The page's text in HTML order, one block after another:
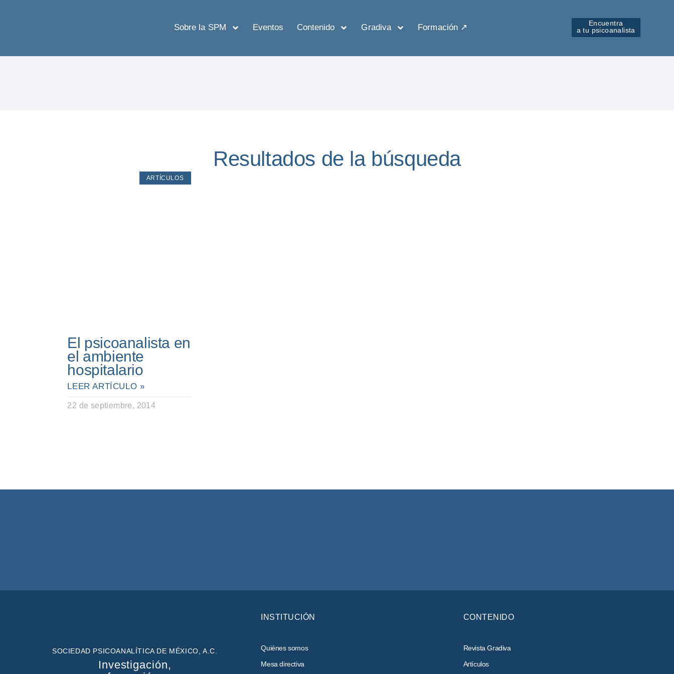
Sobre la SPM Eventos Contenido Gradiva Formación ↗︎
Encuentra
a tu psicoanalista
Resultados de la búsqueda
ARTÍCULOS
El psicoanalista en
el ambiente
hospitalario
LEER ARTÍCULO »
22 de septiembre, 2014
SOCIEDAD PSICOANALÍTICA DE MÉXICO, A.C.
Investigación,
INSTITUCIÓN
Quiénes somos
Mesa directiva
CONTENIDO
Revista Gradiva
Artículos